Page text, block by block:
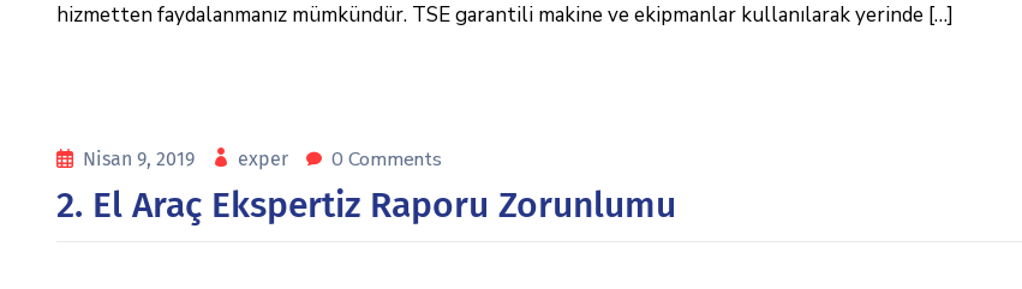
hizmetten faydalanmanız mümkündür. TSE garantili makine ve ekipmanlar kullanılarak yerinde […]
Nisan 9, 2019 exper 0 Comments
2. El Araç Ekspertiz Raporu Zorunlumu